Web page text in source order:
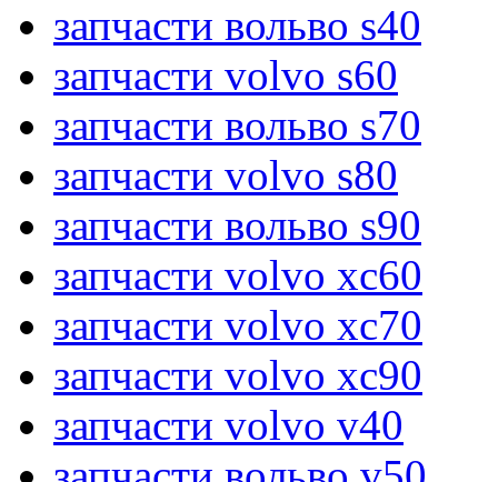
запчасти вольво s40
запчасти volvo s60
запчасти вольво s70
запчасти volvo s80
запчасти вольво s90
запчасти volvo xc60
запчасти volvo xc70
запчасти volvo xc90
запчасти volvo v40